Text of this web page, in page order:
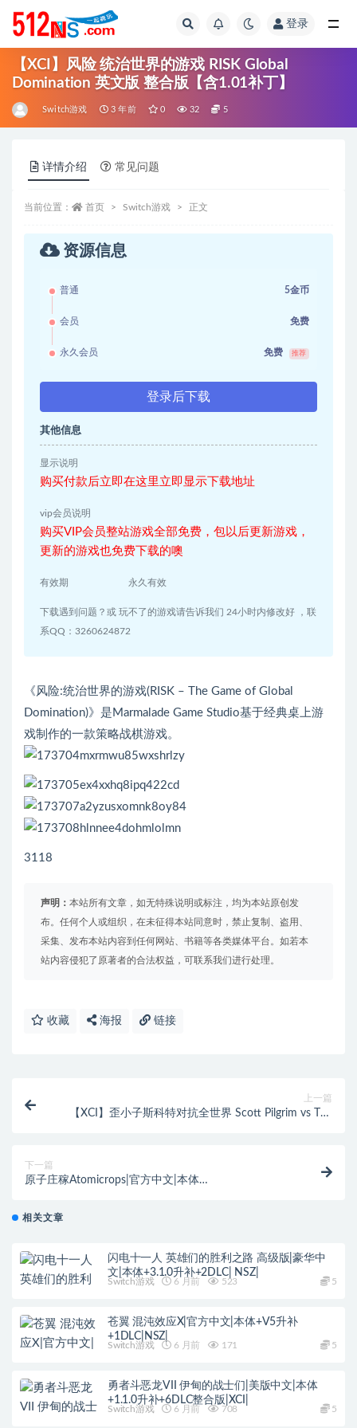
登录
【XCI】风险 统治世界的游戏 RISK Global
Domination 英文版 整合版【含1.01补丁】
Switch游戏 3 年前 0 32 5
详情介绍 常见问题
当前位置： 首页 Switch游戏 正文
资源信息
普通 5金币
会员 免费
永久会员 免费 推荐
登录后下载
其他信息
显示说明
购买付款后立即在这里立即显示下载地址
vip会员说明
购买VIP会员整站游戏全部免费，包以后更新游戏，
更新的游戏也免费下载的噢
有效期 永久有效
下载遇到问题？或 玩不了的游戏请告诉我们 24小时内修改好 ，联
系QQ：3260624872
《风险:统治世界的游戏(RISK – The Game of Global
Domination)》是Marmalade Game Studio基于经典桌上游
戏制作的一款策略战棋游戏。
3118
声明： 本站所有文章，如无特殊说明或标注，均为本站原创发
布。任何个人或组织，在未征得本站同意时，禁止复制、盗用、
采集、发布本站内容到任何网站、书籍等各类媒体平台。如若本
站内容侵犯了原著者的合法权益，可联系我们进行处理。
收藏 海报 链接
上一篇
【XCI】歪小子斯科特对抗全世界 Scott Pilgrim vs The
下一篇
原子庄稼Atomicrops|官方中文|本体
相关文章
闪电十一人 英雄们的胜利之路 高级版|豪华中
文|本体+3.1.0升补+2DLC| NSZ|
Switch游戏 6 月前 523 5
苍翼 混沌效应X|官方中文|本体+V5升补
+1DLC|NSZ|
Switch游戏 6 月前 171 5
勇者斗恶龙VII 伊甸的战士们|美版中文|本体
+1.1.0升补+6DLC整合版|XCI|
Switch游戏 6 月前 708 5